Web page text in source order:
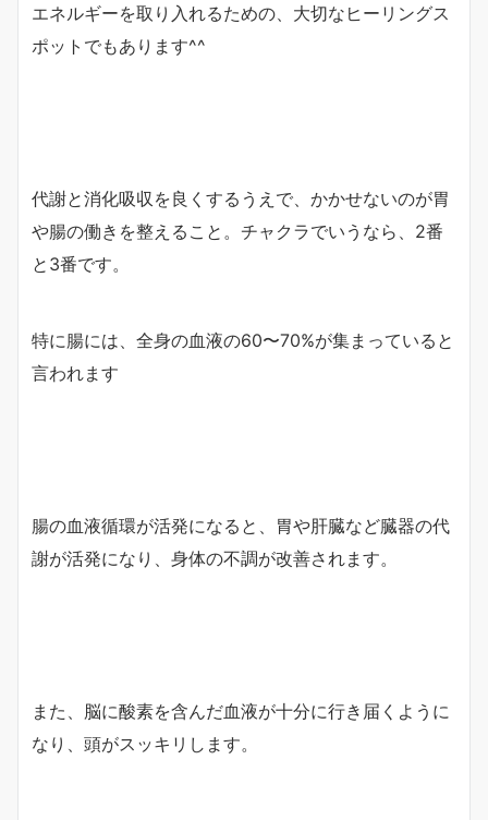
エネルギーを取り入れるための、大切なヒーリングス
ポットでもあります^^
代謝と消化吸収を良くするうえで、かかせないのが胃
や腸の働きを整えること。チャクラでいうなら、2番
と3番です。
特に腸には、全身の血液の60〜70%が集まっていると
言われます
腸の血液循環が活発になると、胃や肝臓など臓器の代
謝が活発になり、身体の不調が改善されます。
また、脳に酸素を含んだ血液が十分に行き届くように
なり、頭がスッキリします。